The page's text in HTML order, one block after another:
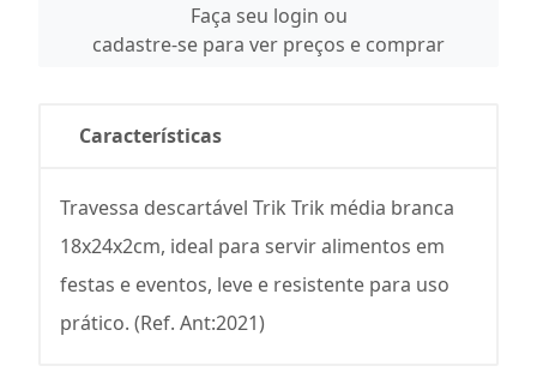
Faça seu login ou
cadastre-se para ver preços e comprar
Características
Travessa descartável Trik Trik média branca
18x24x2cm, ideal para servir alimentos em
festas e eventos, leve e resistente para uso
prático. (Ref. Ant:2021)